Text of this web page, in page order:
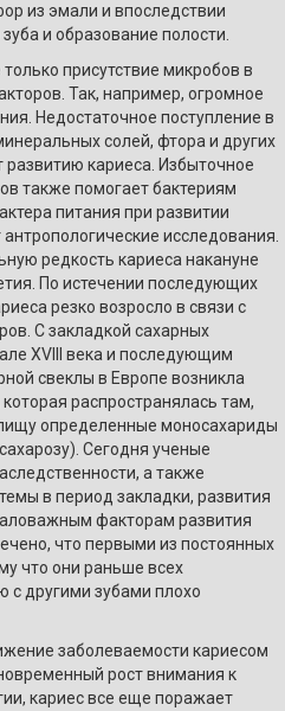
из эмали и впоследствии
и образование полости.
присутствие микробов в
Так, например, огромное
Недостаточное поступление в
солей, фтора и других
кариеса. Избыточное
также помогает бактериям
питания при развитии
исследования.
редкость кариеса накануне
По истечении последующих
резко возросло в связи с
С закладкой сахарных
XVIII века и последующим
свеклы в Европе возникла
распространялась там,
определенные моносахариды
Сегодня ученые
а также
в период закладки, развития
факторам развития
что первыми из постоянных
что они раньше всех
с другими зубами плохо
заболеваемости кариесом
рост внимания к
кариес все еще поражает